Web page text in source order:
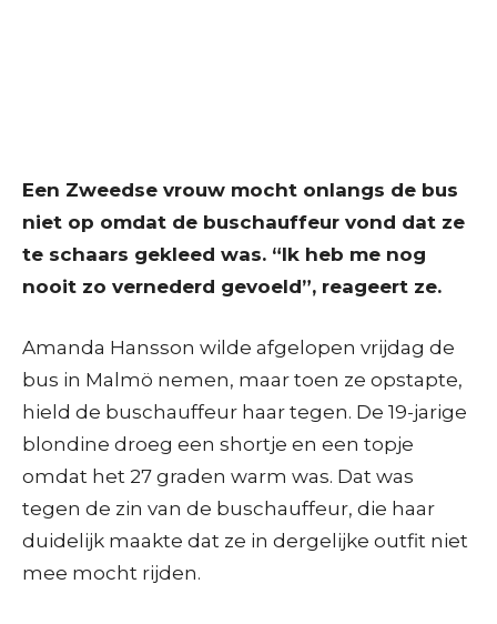
Een Zweedse vrouw mocht onlangs de bus
niet op omdat de buschauffeur vond dat ze
te schaars gekleed was. “Ik heb me nog
nooit zo vernederd gevoeld”, reageert ze.
Amanda Hansson wilde afgelopen vrijdag de
bus in Malmö nemen, maar toen ze opstapte,
hield de buschauffeur haar tegen. De 19-jarige
blondine droeg een shortje en een topje
omdat het 27 graden warm was. Dat was
tegen de zin van de buschauffeur, die haar
duidelijk maakte dat ze in dergelijke outfit niet
mee mocht rijden.